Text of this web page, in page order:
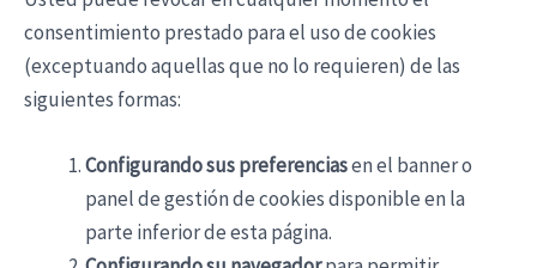
consentimiento prestado para el uso de cookies
(exceptuando aquellas que no lo requieren) de las
siguientes formas:
Configurando sus preferenciasen el banner o
panel de gestión de cookies disponible en la
parte inferior de esta página.